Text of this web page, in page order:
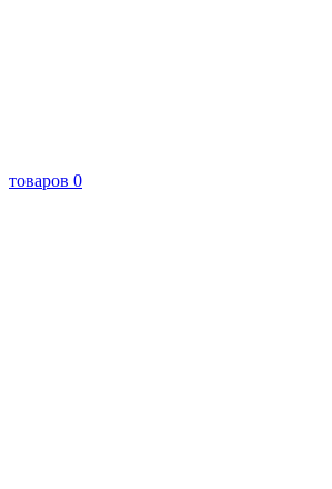
товаров 0